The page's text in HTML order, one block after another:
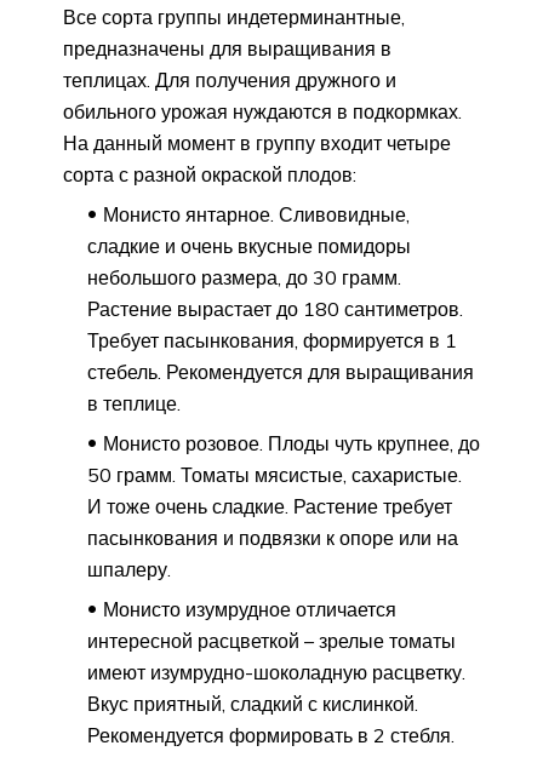
Все сорта группы индетерминантные,
предназначены для выращивания в
теплицах. Для получения дружного и
обильного урожая нуждаются в подкормках.
На данный момент в группу входит четыре
сорта с разной окраской плодов:
Монисто янтарное. Сливовидные,
сладкие и очень вкусные помидоры
небольшого размера, до 30 грамм.
Растение вырастает до 180 сантиметров.
Требует пасынкования, формируется в 1
стебель. Рекомендуется для выращивания
в теплице.
Монисто розовое. Плоды чуть крупнее, до
50 грамм. Томаты мясистые, сахаристые.
И тоже очень сладкие. Растение требует
пасынкования и подвязки к опоре или на
шпалеру.
Монисто изумрудное отличается
интересной расцветкой – зрелые томаты
имеют изумрудно-шоколадную расцветку.
Вкус приятный, сладкий с кислинкой.
Рекомендуется формировать в 2 стебля.